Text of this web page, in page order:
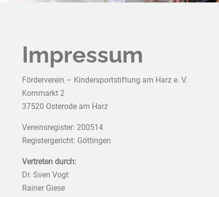
Impressum
Förderverein – Kindersportstiftung am Harz e. V.
Kornmarkt 2
37520 Osterode am Harz
Vereinsregister: 200514
Registergericht: Göttingen
Vertreten durch:
Dr. Sven Vogt
Rainer Giese